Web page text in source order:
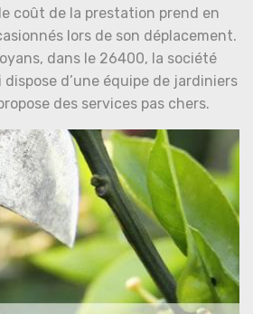
coût de la prestation prend en
lors de son déplacement.
dans le 26400, la société
d’une équipe de jardiniers
des services pas chers.